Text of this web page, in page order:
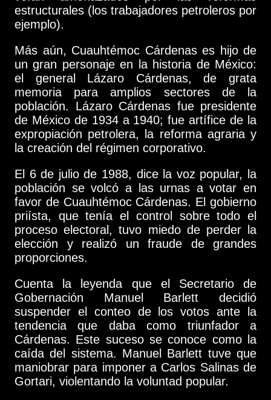
estructurales (los trabajadores petroleros por
ejemplo).
Más aún, Cuauhtémoc Cárdenas es hijo de
un gran personaje en la historia de México:
el general Lázaro Cárdenas, de grata
memoria para amplios sectores de la
población. Lázaro Cárdenas fue presidente
de México de 1934 a 1940; fue artífice de la
expropiación petrolera, la reforma agraria y
la creación del régimen corporativo.
El 6 de julio de 1988, dice la voz popular, la
población se volcó a las urnas a votar en
favor de Cuauhtémoc Cárdenas. El gobierno
priísta, que tenía el control sobre todo el
proceso electoral, tuvo miedo de perder la
elección y realizó un fraude de grandes
proporciones.
Cuenta la leyenda que el Secretario de
Gobernación Manuel Barlett decidió
suspender el conteo de los votos ante la
tendencia que daba como triunfador a
Cárdenas. Este suceso se conoce como la
caída del sistema. Manuel Barlett tuve que
maniobrar para imponer a Carlos Salinas de
Gortari, violentando la voluntad popular.